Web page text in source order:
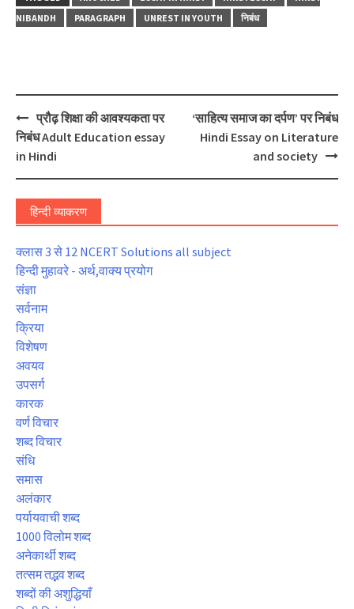
NIBANDH
PARAGRAPH UNREST IN YOUTH निबंध
Post
navigation
प्रौढ़ शिक्षा की आवश्यकता पर
निबंध Adult Education essay
in Hindi
‘साहित्य समाज का दर्पण’ पर निबंध
Hindi Essay on Literature
and society
हिन्दी व्याकरण
क्लास 3 से 12 NCERT Solutions all subject
हिन्दी मुहावरे - अर्थ,वाक्य प्रयोग
संज्ञा
सर्वनाम
क्रिया
विशेषण
अवयव
उपसर्ग
कारक
वर्ण विचार
शब्द विचार
संधि
समास
अलंकार
पर्यायवाची शब्द
1000 विलोम शब्द
अनेकार्थी शब्द
तत्सम तद्भव शब्द
शब्दों की अशुद्धियाँ